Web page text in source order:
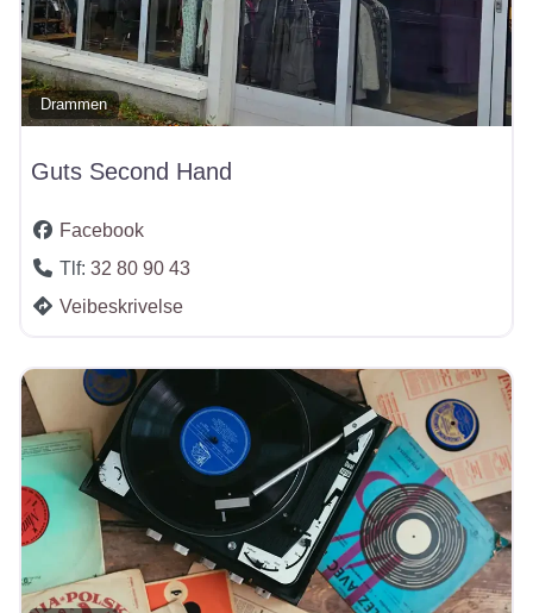
Drammen
Guts Second Hand
Facebook
Tlf: 32 80 90 43
Veibeskrivelse